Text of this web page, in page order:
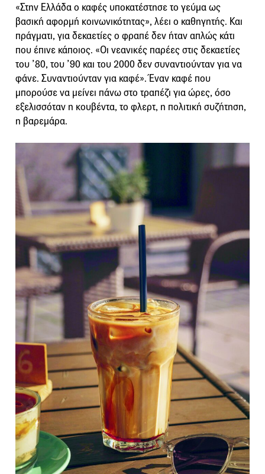
«Στην Ελλάδα ο καφές υποκατέστησε το γεύμα ως
βασική αφορμή κοινωνικότητας», λέει ο καθηγητής. Και
πράγματι, για δεκαετίες ο φραπέ δεν ήταν απλώς κάτι
που έπινε κάποιος. «Οι νεανικές παρέες στις δεκαετίες
του ’80, του ’90 και του 2000 δεν συναντιούνταν για να
φάνε. Συναντιούνταν για καφέ». Έναν καφέ που
μπορούσε να μείνει πάνω στο τραπέζι για ώρες, όσο
εξελισσόταν η κουβέντα, το φλερτ, η πολιτική συζήτηση,
η βαρεμάρα.